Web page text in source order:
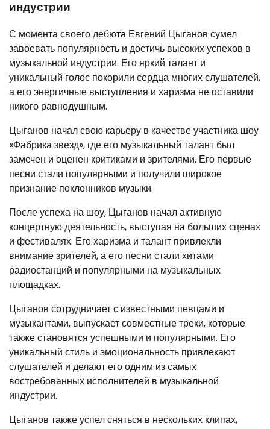
индустрии
С момента своего дебюта Евгений Цыганов сумел
завоевать популярность и достичь высоких успехов в
музыкальной индустрии. Его яркий талант и
уникальный голос покорили сердца многих слушателей,
а его энергичные выступления и харизма не оставили
никого равнодушным.
Цыганов начал свою карьеру в качестве участника шоу
«Фабрика звезд», где его музыкальный талант был
замечен и оценен критиками и зрителями. Его первые
песни стали популярными и получили широкое
признание поклонников музыки.
После успеха на шоу, Цыганов начал активную
концертную деятельность, выступая на больших сценах
и фестивалях. Его харизма и талант привлекли
внимание зрителей, а его песни стали хитами
радиостанций и популярными на музыкальных
площадках.
Цыганов сотрудничает с известными певцами и
музыкантами, выпускает совместные треки, которые
также становятся успешными и популярными. Его
уникальный стиль и эмоциональность привлекают
слушателей и делают его одним из самых
востребованных исполнителей в музыкальной
индустрии.
Цыганов также успел сняться в нескольких клипах,